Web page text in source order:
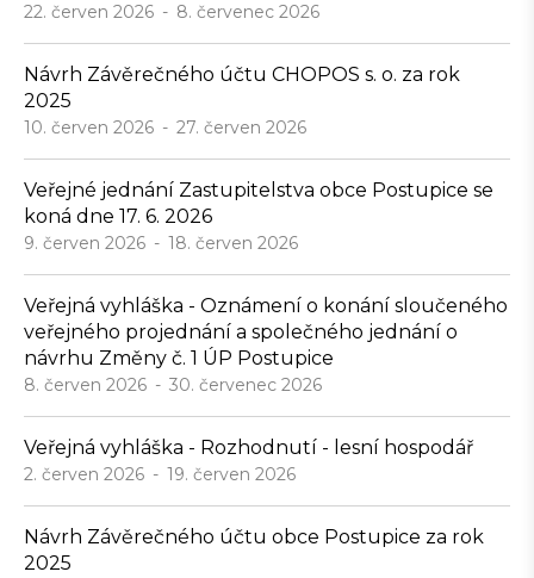
22. červen 2026 8. červenec 2026
Návrh Závěrečného účtu CHOPOS s. o. za rok
2025
10. červen 2026 27. červen 2026
Veřejné jednání Zastupitelstva obce Postupice se
koná dne 17. 6. 2026
9. červen 2026 18. červen 2026
Veřejná vyhláška - Oznámení o konání sloučeného
veřejného projednání a společného jednání o
návrhu Změny č. 1 ÚP Postupice
8. červen 2026 30. červenec 2026
Veřejná vyhláška - Rozhodnutí - lesní hospodář
2. červen 2026 19. červen 2026
Návrh Závěrečného účtu obce Postupice za rok
2025